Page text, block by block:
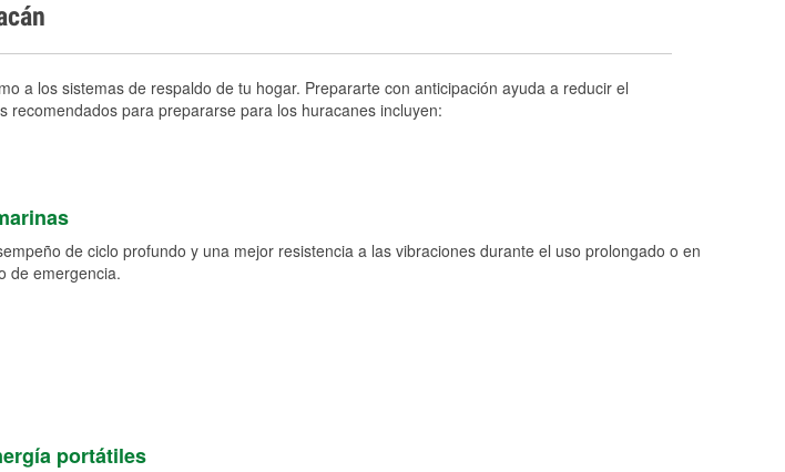
Tornado Supplies
a los sistemas de respaldo de tu hogar. Prepararte con anticipación ayuda a reducir el
para prepararse para los huracanes incluyen:
de ciclo profundo y una mejor resistencia a las vibraciones durante el uso prolongado o en
de emergencia.
portátiles